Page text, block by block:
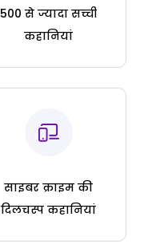
500 से ज्यादा सच्ची
कहानियां
साइबर क्राइम की
दिलचस्प कहानियां